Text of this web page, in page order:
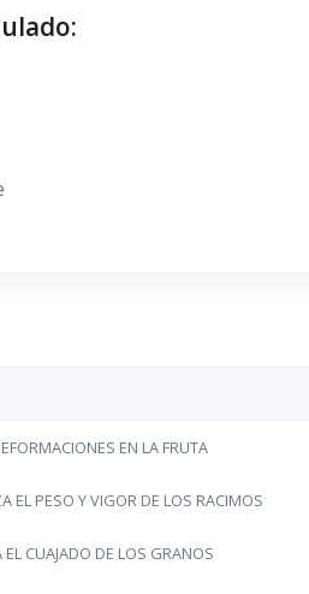
EN LA FRUTA
EL PESO Y VIGOR DE LOS RACIMOS
EL CUAJADO DE LOS GRANOS